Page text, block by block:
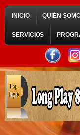
INICIO QUIÉN
SERVICIOS